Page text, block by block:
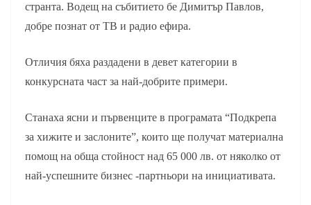
странта. Водещ на събитието бе Димитър Павлов,
добре познат от ТВ и радио ефира.
Отличия бяха раздадени в девет категории в
конкурсната част за най-добрите примери.
Станаха ясни и първенците в програмата “Подкрепа
за хижите и заслоните”, които ще получат материална
помощ на обща стойност над 65 000 лв. от няколко от
най-успешните бизнес -партньори на инициативата.